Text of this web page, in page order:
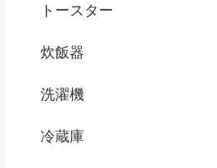
トースター
炊飯器
洗濯機
冷蔵庫